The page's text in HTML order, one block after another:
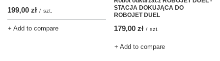
199,00 zł / szt.
+ Add to compare
STACJA DOKUJĄCA DO
ROBOJET DUEL
179,00 zł / szt.
+ Add to compare